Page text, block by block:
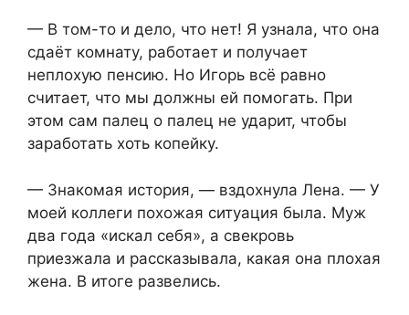
— В том-то и дело, что нет! Я узнала, что она
сдаёт комнату, работает и получает
неплохую пенсию. Но Игорь всё равно
считает, что мы должны ей помогать. При
этом сам палец о палец не ударит, чтобы
заработать хоть копейку.
— Знакомая история, — вздохнула Лена. — У
моей коллеги похожая ситуация была. Муж
два года «искал себя», а свекровь
приезжала и рассказывала, какая она плохая
жена. В итоге развелись.